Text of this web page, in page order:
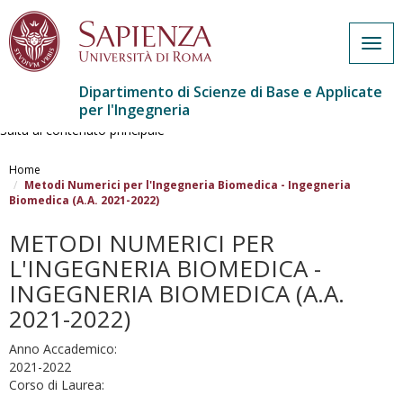
Salta al contenuto principale
Dipartimento di Scienze di Base e Applicate
per l'Ingegneria
Home
Metodi Numerici per l'Ingegneria Biomedica - Ingegneria
Biomedica (A.A. 2021-2022)
METODI NUMERICI PER
L'INGEGNERIA BIOMEDICA -
INGEGNERIA BIOMEDICA (A.A.
2021-2022)
Anno Accademico:
2021-2022
Corso di Laurea: